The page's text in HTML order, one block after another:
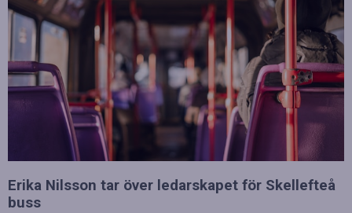
Erika Nilsson tar över ledarskapet för Skellefteå
buss